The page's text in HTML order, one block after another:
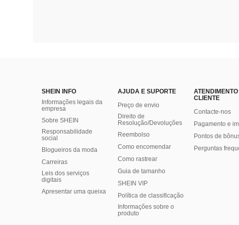
SHEIN INFO
Informações legais da
empresa
Sobre SHEIN
Responsabilidade
social
Blogueiros da moda
Carreiras
Leis dos serviços
digitais
Apresentar uma queixa
AJUDA E SUPORTE
Preço de envio
Direito de
Resolução/Devoluções
Reembolso
Como encomendar
Como rastrear
Guia de tamanho
SHEIN VIP
Política de classificação
​Informações sobre o
produto
CLIENTE
Contacte-nos
Pagamento e
Pontos de
Perguntas